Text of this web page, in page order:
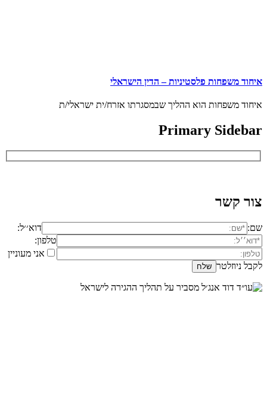
איחוד משפחות פלסטיניות – הדין הישראלי
איחוד משפחות הוא ההליך שבמסגרתו אזרח/ית ישראלי/ת
Primary Sidebar
צור קשר
שם:
דוא׳׳ל:
טלפון:
אני מעוניין
לקבל ניוזלטר